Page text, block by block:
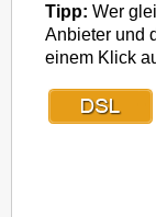
Tipp: Wer
Anbieter und
einem Klick